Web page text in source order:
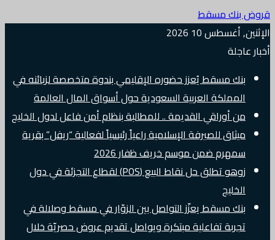
قروض بنك مسقط
الإثنين, أغسطس 10 2026
أخبار عاجلة
بنك مسقط يُعزز حضوره الإقليمي بندوة متخصصة لزبائنه في
المملكة العربية السعودية حول أسواق المال العالمة
من أوراقي القديمة .. للمطالبة بنظام أمن فاعل لدول الخليج
ميثاق للصيرفة الإسلامية راعياً رئيسياً لفعالية “ريفل” بقرية
سمهرم ضمن موسم خريف ظفار 2026
زوهو تطلق حل نقاط البيع (POS) لقطاع التجزئة في دول
الخليج
بنك مسقط يعزّز التواصل بين الزوّار في مسقط وصلالة في
تجربة تفاعلية مبتكرة ويواصل تقديم عروض حصريّة خلال